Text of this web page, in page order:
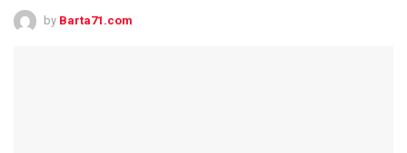
by Barta71.com